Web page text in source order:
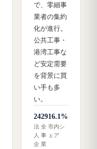
で、零細事
業者の集約
化が進行。
公共工事・
港湾工事な
ど安定需要
を背景に買
い手も多
い。
24
法
人
企
29
全
事
業
16.1%
市内シ
ェア